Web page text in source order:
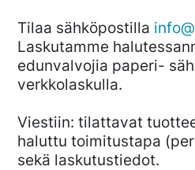
Tilaa sähköpostilla
Laskutamme
edunvalvojia paperi-
verkkolaskulla.
Viestiin: tilattavat
haluttu toimitustapa
sekä laskutustiedot.